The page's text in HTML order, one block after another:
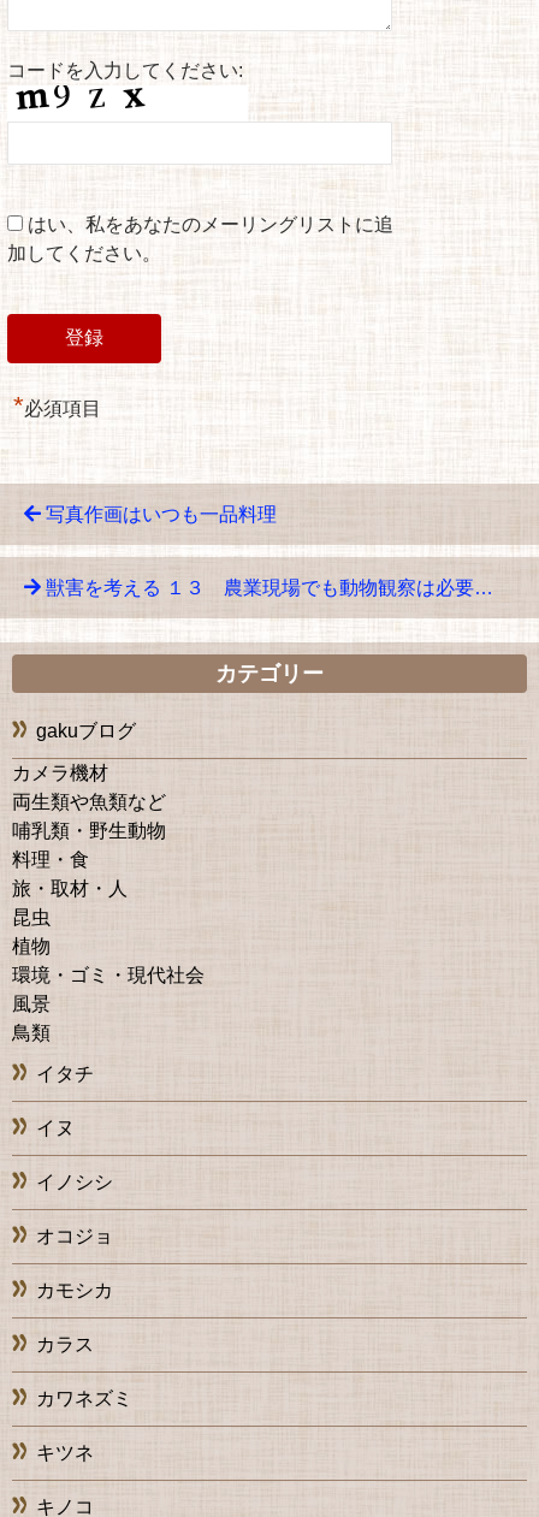
コードを入力してください:
はい、私をあなたのメーリングリストに追
加してください。
*必須項目
写真作画はいつも一品料理
獣害を考える １３ 農業現場でも動物観察は必要…
カテゴリー
gakuブログ
カメラ機材
両生類や魚類など
哺乳類・野生動物
料理・食
旅・取材・人
昆虫
植物
環境・ゴミ・現代社会
風景
鳥類
イタチ
イヌ
イノシシ
オコジョ
カモシカ
カラス
カワネズミ
キツネ
キノコ